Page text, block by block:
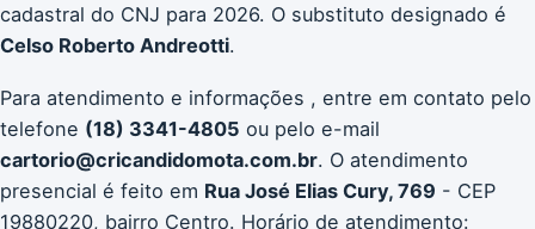
cadastral do CNJ para 2026. O substituto designado é
Celso Roberto Andreotti.
Para atendimento e informações , entre em contato pelo
telefone (18) 3341-4805 ou pelo e-mail
cartorio@cricandidomota.com.br. O atendimento
presencial é feito em Rua José Elias Cury, 769 - CEP
19880220, bairro Centro. Horário de atendimento: